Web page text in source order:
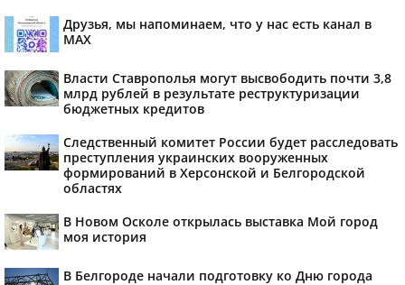
Друзья, мы напоминаем, что у нас есть канал в
МАХ
Власти Ставрополья могут высвободить почти 3,8
млрд рублей в результате реструктуризации
бюджетных кредитов
Следственный комитет России будет расследовать
преступления украинских вооруженных
формирований в Херсонской и Белгородской
областях
В Новом Осколе открылась выставка Мой город
моя история
В Белгороде начали подготовку ко Дню города